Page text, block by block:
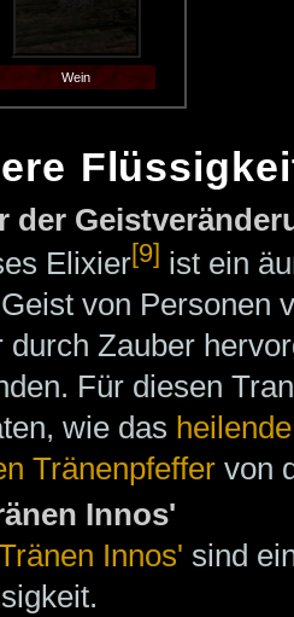
Wein
der
Elixier[9] ist ein
von Personen
durch Zauber
Für diesen
wie das
Tränenpfeffer von
Innos'
Innos' sind